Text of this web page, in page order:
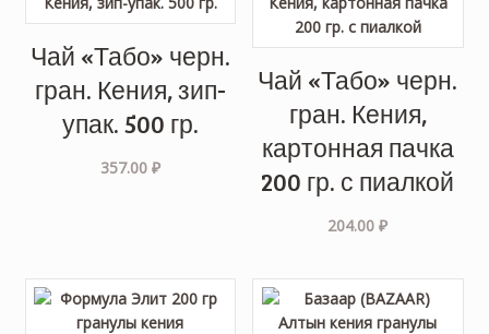
Чай «Табо» черн.
гран. Кения, зип-
упак. 500 гр.
357.00 ₽
Чай «Табо» черн.
гран. Кения,
картонная пачка
200 гр. с пиалкой
204.00₽